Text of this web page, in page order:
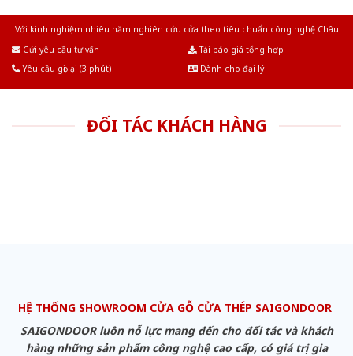
Với kinh nghiệm nhiêu năm nghiên cứu cửa theo tiêu chuẩn công nghệ Châu
Gửi yêu cầu tư vấn
Tải báo giá tổng hợp
Yêu cầu gọi lại (3 phút)
Dành cho đại lý
ĐỐI TÁC KHÁCH HÀNG
HỆ THỐNG SHOWROOM CỬA GỖ CỬA THÉP SAIGONDOOR
SAIGONDOOR luôn nỗ lực mang đến cho đối tác và khách
hàng những sản phẩm công nghệ cao cấp, có giá trị gia